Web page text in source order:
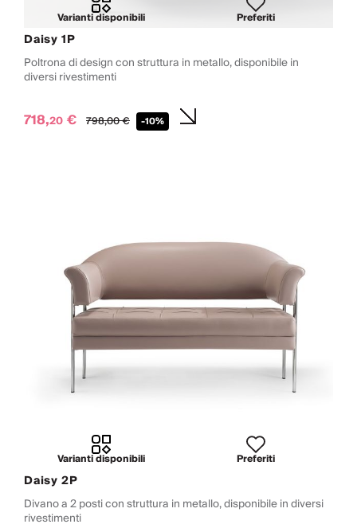
Varianti disponibili Preferiti
Daisy 1P
Poltrona di design con struttura in metallo, disponibile in
diversi rivestimenti
718,20 € 798,00€ -10%
Varianti disponibili Preferiti
Daisy 2P
Divano a 2 posti con struttura in metallo, disponibile in diversi
rivestimenti